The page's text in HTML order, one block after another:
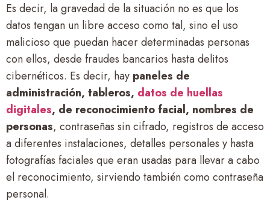
Es decir, la gravedad de la situación no es que los
datos tengan un libre acceso como tal, sino el uso
malicioso que puedan hacer determinadas personas
con ellos, desde fraudes bancarios hasta delitos
cibernéticos. Es decir, hay paneles de
administración, tableros, datos de huellas
digitales, de reconocimiento facial, nombres de
personas, contraseñas sin cifrado, registros de acceso
a diferentes instalaciones, detalles personales y hasta
fotografías faciales que eran usadas para llevar a cabo
el reconocimiento, sirviendo también como contraseña
personal.